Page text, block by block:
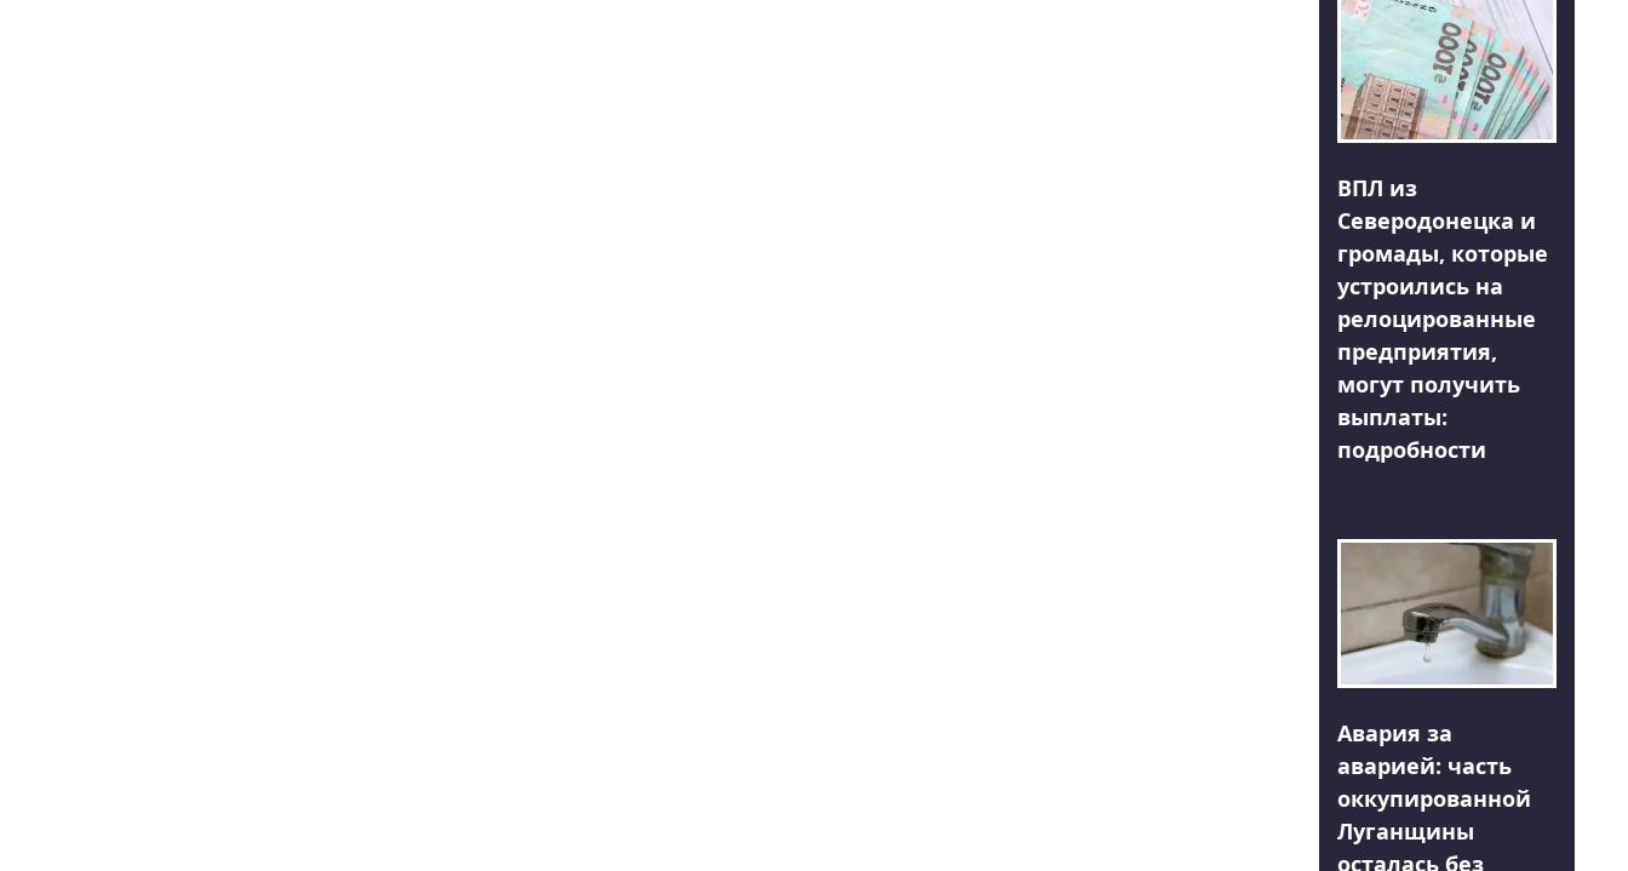
ВПЛ из
Северодонецка и
громады, которые
устроились на
релоцированные
предприятия,
могут получить
выплаты:
подробности
Авария за
аварией: часть
оккупированной
Луганщины
осталась без